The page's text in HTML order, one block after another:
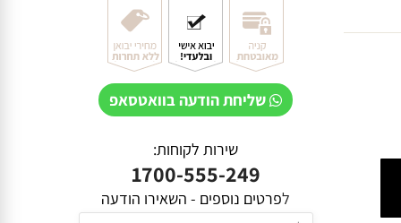
שליחת הודעה בוואטסאפ
שירות לקוחות:
1700-555-249
לפרטים נוספים - השאירו הודעה